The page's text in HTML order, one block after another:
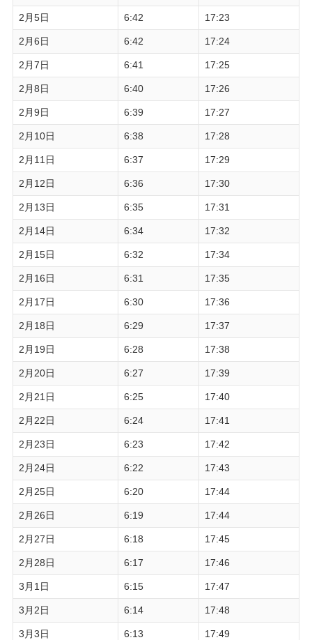
2月5日 6:42 17:23
2月6日 6:42 17:24
2月7日 6:41 17:25
2月8日 6:40 17:26
2月9日 6:39 17:27
2月10日 6:38 17:28
2月11日 6:37 17:29
2月12日 6:36 17:30
2月13日 6:35 17:31
2月14日 6:34 17:32
2月15日 6:32 17:34
2月16日 6:31 17:35
2月17日 6:30 17:36
2月18日 6:29 17:37
2月19日 6:28 17:38
2月20日 6:27 17:39
2月21日 6:25 17:40
2月22日 6:24 17:41
2月23日 6:23 17:42
2月24日 6:22 17:43
2月25日 6:20 17:44
2月26日 6:19 17:44
2月27日 6:18 17:45
2月28日 6:17 17:46
3月1日 6:15 17:47
3月2日 6:14 17:48
3月3日 6:13 17:49